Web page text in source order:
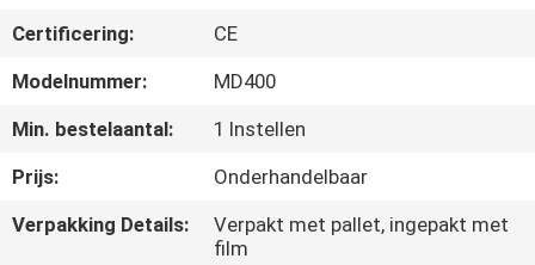
FABRIEKSTOCHT
NEEM
CONTACT
Certificering:
CE
Modelnummer:
MD400
Min. bestelaantal:
1 Instellen
Prijs:
Onderhandelbaar
Verpakking Details:
Verpakt met pallet, ingepakt met
film